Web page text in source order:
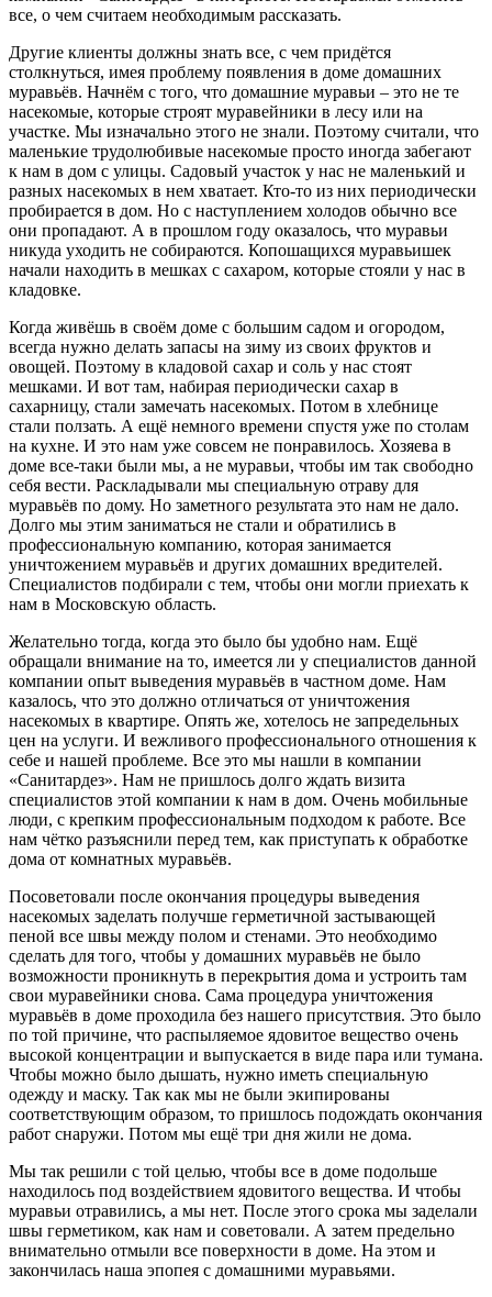
все, о чем считаем необходимым рассказать.
Другие клиенты должны знать все, с чем придётся
столкнуться, имея проблему появления в доме домашних
муравьёв. Начнём с того, что домашние муравьи – это не те
насекомые, которые строят муравейники в лесу или на
участке. Мы изначально этого не знали. Поэтому считали, что
маленькие трудолюбивые насекомые просто иногда забегают
к нам в дом с улицы. Садовый участок у нас не маленький и
разных насекомых в нем хватает. Кто-то из них периодически
пробирается в дом. Но с наступлением холодов обычно все
они пропадают. А в прошлом году оказалось, что муравьи
никуда уходить не собираются. Копошащихся муравьишек
начали находить в мешках с сахаром, которые стояли у нас в
кладовке.
Когда живёшь в своём доме с большим садом и огородом,
всегда нужно делать запасы на зиму из своих фруктов и
овощей. Поэтому в кладовой сахар и соль у нас стоят
мешками. И вот там, набирая периодически сахар в
сахарницу, стали замечать насекомых. Потом в хлебнице
стали ползать. А ещё немного времени спустя уже по столам
на кухне. И это нам уже совсем не понравилось. Хозяева в
доме все-таки были мы, а не муравьи, чтобы им так свободно
себя вести. Раскладывали мы специальную отраву для
муравьёв по дому. Но заметного результата это нам не дало.
Долго мы этим заниматься не стали и обратились в
профессиональную компанию, которая занимается
уничтожением муравьёв и других домашних вредителей.
Специалистов подбирали с тем, чтобы они могли приехать к
нам в Московскую область.
Желательно тогда, когда это было бы удобно нам. Ещё
обращали внимание на то, имеется ли у специалистов данной
компании опыт выведения муравьёв в частном доме. Нам
казалось, что это должно отличаться от уничтожения
насекомых в квартире. Опять же, хотелось не запредельных
цен на услуги. И вежливого профессионального отношения к
себе и нашей проблеме. Все это мы нашли в компании
«Санитардез». Нам не пришлось долго ждать визита
специалистов этой компании к нам в дом. Очень мобильные
люди, с крепким профессиональным подходом к работе. Все
нам чётко разъяснили перед тем, как приступать к обработке
дома от комнатных муравьёв.
Посоветовали после окончания процедуры выведения
насекомых заделать получше герметичной застывающей
пеной все швы между полом и стенами. Это необходимо
сделать для того, чтобы у домашних муравьёв не было
возможности проникнуть в перекрытия дома и устроить там
свои муравейники снова. Сама процедура уничтожения
муравьёв в доме проходила без нашего присутствия. Это было
по той причине, что распыляемое ядовитое вещество очень
высокой концентрации и выпускается в виде пара или тумана.
Чтобы можно было дышать, нужно иметь специальную
одежду и маску. Так как мы не были экипированы
соответствующим образом, то пришлось подождать окончания
работ снаружи. Потом мы ещё три дня жили не дома.
Мы так решили с той целью, чтобы все в доме подольше
находилось под воздействием ядовитого вещества. И чтобы
муравьи отравились, а мы нет. После этого срока мы заделали
швы герметиком, как нам и советовали. А затем предельно
внимательно отмыли все поверхности в доме. На этом и
закончилась наша эпопея с домашними муравьями.